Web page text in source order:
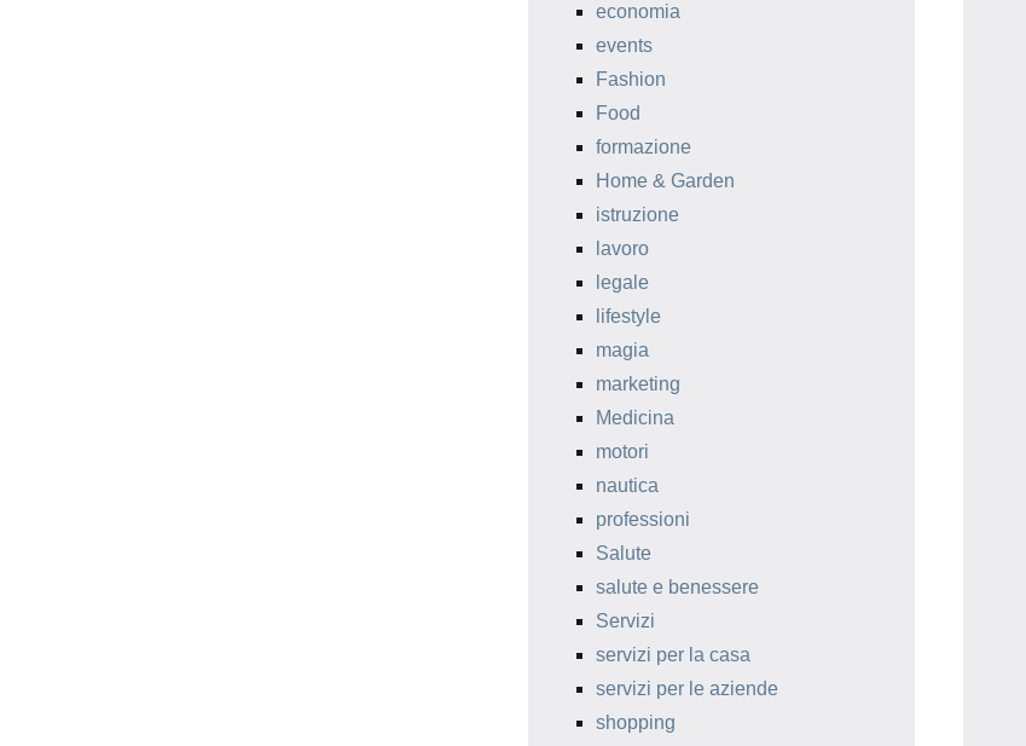
economia
events
Fashion
Food
formazione
Home & Garden
istruzione
lavoro
legale
lifestyle
magia
marketing
Medicina
motori
nautica
professioni
Salute
salute e benessere
Servizi
servizi per la casa
servizi per le aziende
shopping